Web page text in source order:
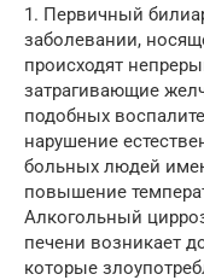
1. Первичный
заболевании,
происходят
затрагивающие
подобных
нарушение
больных людей
повышение
Алкогольный
печени возникает
которые